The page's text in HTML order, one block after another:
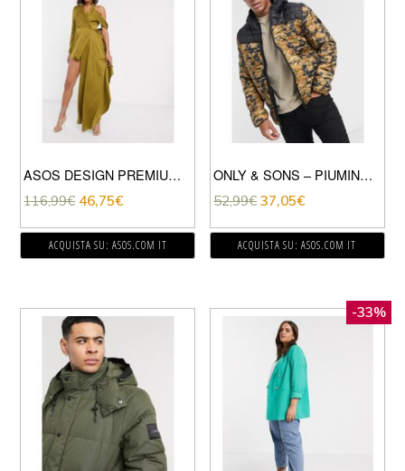
ASOS DESIGN PREMIUM – GIACCA ELEGANTE CON CODA ASIMMETRICA-VERDE
116,99€ 46,75€
ACQUISTA SU: ASOS.COM IT
ONLY & SONS – PIUMINO CON CAPPUCCIO CON STAMPA-VERDE
52,99€ 37,05€
ACQUISTA SU: ASOS.COM IT
-33%